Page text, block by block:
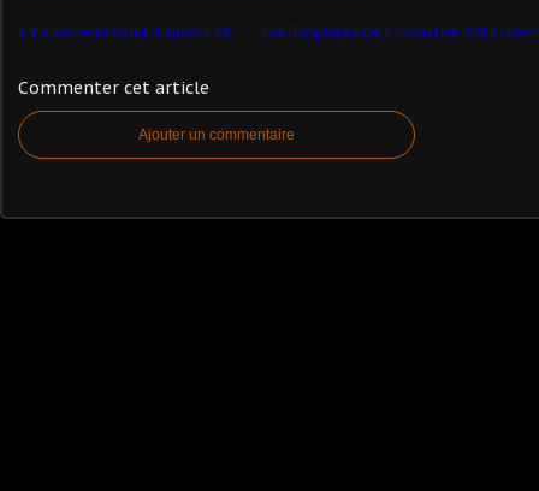
La verrerie Saint-Laurent 1854 à nos jours
Commenter cet article
Ajouter un commentaire